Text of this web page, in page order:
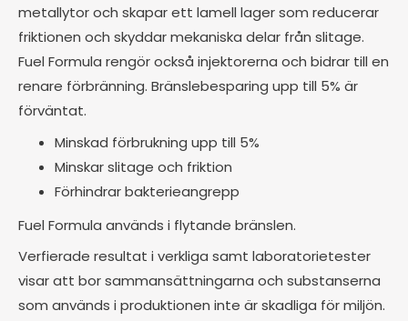
metallytor och skapar ett lamell lager som reducerar
friktionen och skyddar mekaniska delar från slitage.
Fuel Formula rengör också injektorerna och bidrar till en
renare förbränning. Bränslebesparing upp till 5% är
förväntat.
Minskad förbrukning upp till 5%
Minskar slitage och friktion
Förhindrar bakterieangrepp
Fuel Formula används i flytande bränslen.
Verfierade resultat i verkliga samt laboratorietester
visar att bor sammansättningarna och substanserna
som används i produktionen inte är skadliga för miljön.